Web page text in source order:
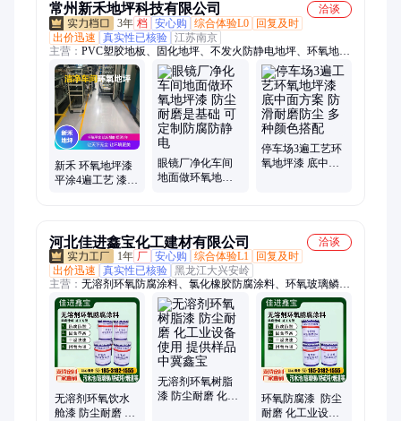
常州新禾地坪科技有限公司
洽谈
3年 档 安心购 综合体验L0
回复及时
出价迅速
真实性已核验 江苏南京
主营： PVC塑胶地板、固化地坪、不发火防静电地坪、环氧地坪
漆、FRP玻璃钢防腐、玻璃钢防腐制品、EPDM塑胶地坪、防静
电地板、环氧彩砂自流平地坪、陶瓷颗粒防滑路面、水性聚氨酯
砂浆地坪、聚氨酯超耐磨地坪、金刚砂耐磨地坪、硅PU球场地
坪、无机磨石地坪、彩石地坪
新禾 环氧地坪漆
平涂4遍工艺 漆面
眼镜厂净化车间
地面做环氧地坪
停车场3遍工艺环
氧地坪漆 底中面
河北佳进鑫宝化工建材有限公司
洽谈
1年 厂 安心购 综合体验L1
回复及时
出价迅速
真实性已核验 黑龙江大兴安岭
主营： 无溶剂环氧防腐涂料、氯化橡胶防腐涂料、环氧玻璃鳞片
防腐涂料、云铁中间漆、钢结构防腐漆、环氧富锌漆、高氯化聚
乙烯防腐漆、氯化橡胶防腐面漆、玻璃鳞片漆、钢结构工业防腐
漆、工业防腐漆、环氧防腐漆、无溶剂环氧防腐漆、无溶剂环氧
树脂漆、乙烯基酯树脂、环氧砂浆、丙烯酸聚氨酯涂料、8710饮
用水管道防、环氧玻璃鳞片涂料、环氧树脂防腐涂料、三布五涂
玻璃钢防腐、水池防腐涂料、玻璃鳞片涂料、无溶剂环氧液体涂
料
无溶剂环氧饮水
舱漆 防尘耐磨 钢
无溶剂环氧树脂
漆 防尘耐磨 化工
环氧防腐漆 防尘
耐磨 化工业设备